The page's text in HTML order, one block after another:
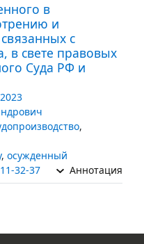
в
и
с
в свете правовых
Суда РФ и
,
, осужденный
32-37 Аннотация